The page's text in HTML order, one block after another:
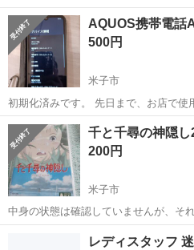
AQUOS携帯電話
500円
米子市
初期化済みです。 先日まで、お店で使
売場所： 地餐地笑 しゅん菜 販売期
時間： 午前9時 から 正午まで 販売内
鳥取 米子市 その他 方法
千と千尋の神隠
200円
米子市
中身の状態は確認していませんが、そ
その他 千と千
レディスタッフ